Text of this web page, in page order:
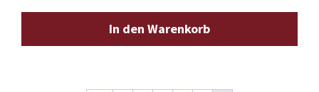
In den Warenkorb